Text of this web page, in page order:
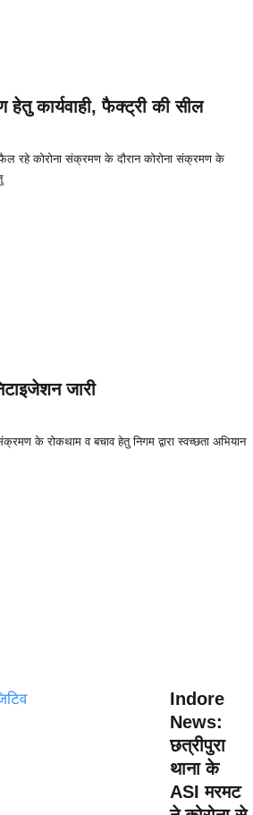
कार्यवाही, फैक्ट्री की सील
रहे कोरोना संक्रमण के दौरान कोरोना संक्रमण के
जारी
के रोकथाम व बचाव हेतु निगम द्वारा स्वच्छता अभियान
Indore
News:
छत्रीपुरा
थाना के
ASI मरमट